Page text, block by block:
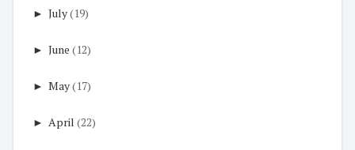
► July(19)
► June (12)
► May(17)
► April (22)